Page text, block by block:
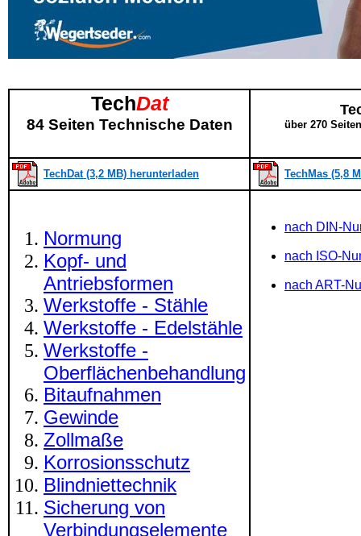
TechDat
84 Seiten Technische Daten über 270
TechDat (3,2 MB) herunterladen TechMas (5,8
Normung
Kopf- und
Antriebsformen
Werkstoffe - Stähle
Werkstoffe - Edelstähle
Werkstoffe -
Oberflächenbehandlung
Bitaufnahmen
Gewinde
Zollmaße
Korrosionsschutz
Blindniettechnik
Sicherung von
Verbindungselemente
nach DIN-
nach ISO-
nach ART-